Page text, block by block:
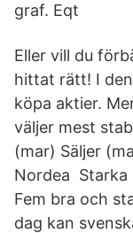
graf. Eqt
Eller vill du
hittat rätt! I
köpa aktier.
väljer mest
(mar) Säljer
Nordea
Fem bra och
dag kan